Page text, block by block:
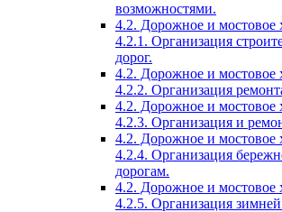
возможностями.
4.2. Дорожное и мостовое
4.2.1. Организация
дорог.
4.2. Дорожное и мостовое
4.2.2. Организация
4.2. Дорожное и мостовое
4.2.3. Организация и
4.2. Дорожное и мостовое
4.2.4. Организация
дорогам.
4.2. Дорожное и мостовое
4.2.5. Организация